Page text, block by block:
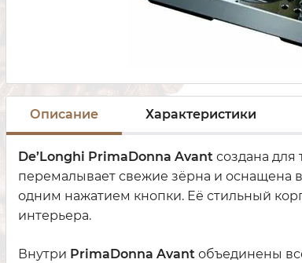
Описание Характеристики
De’Longhi PrimaDonna Avant создана для
перемалывает свежие зёрна и оснащена
одним нажатием кнопки. Её стильный
интерьера.
Внутри PrimaDonna Avant объединены